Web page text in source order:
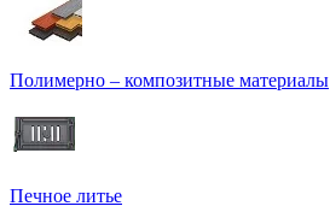
Полимерно – композитные материалы
Печное литье